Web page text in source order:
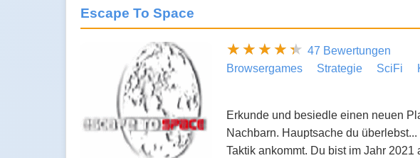
Escape To Space
47 Bewertungen
Browsergames
Strategie SciFi
Erkunde und besiedle einen neuen
Nachbarn. Hauptsache du
Taktik ankommt. Du bist im Jahr